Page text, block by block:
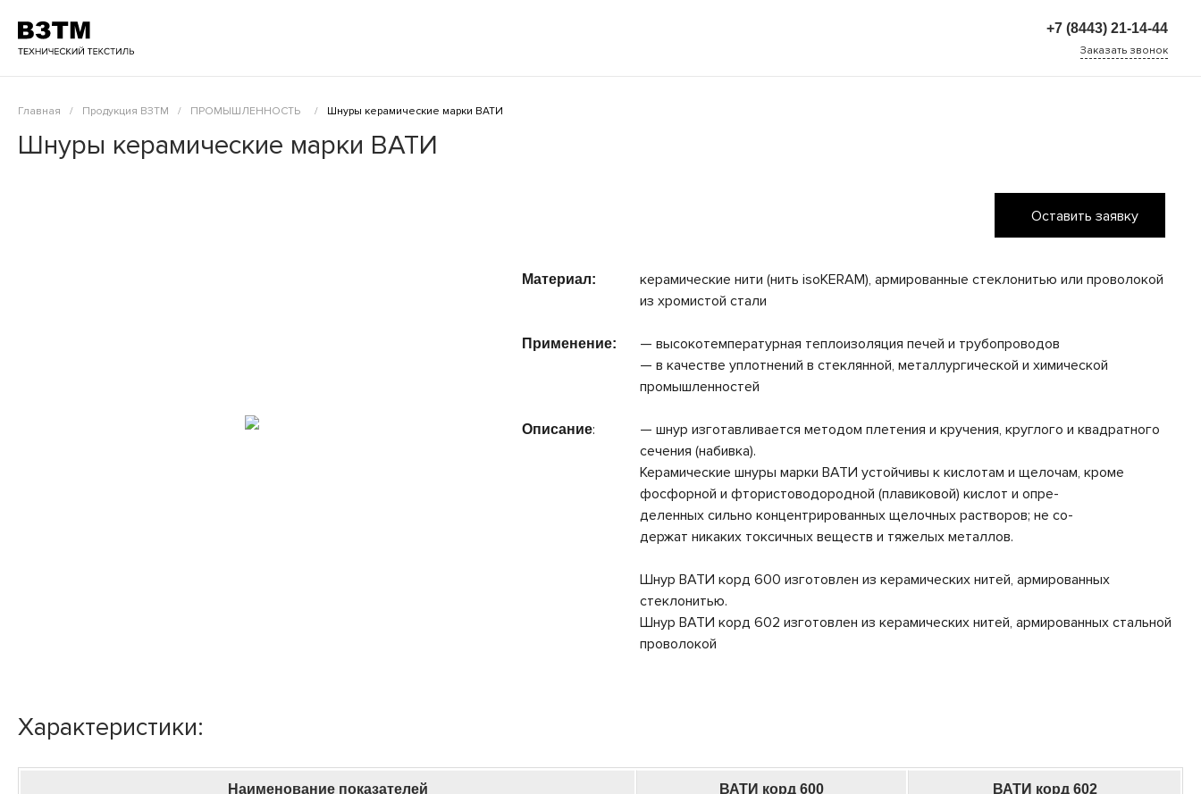
+7 (8443) 21-14-44
Заказать звонок
Главная / Продукция ВЗТМ / ПРОМЫШЛЕННОСТЬ / Шнуры керамические марки ВАТИ
Шнуры керамические марки ВАТИ
Оставить заявку
Материал:
керамические нити (нить isoKERAM), армированные стеклонитью или проволокой
из хромистой стали
Применение:
— высокотемпературная теплоизоляция печей и трубопроводов
— в качестве уплотнений в стеклянной, металлургической и химической
промышленностей
Описание:
— шнур изготавливается методом плетения и кручения, круглого и квадратного
сечения (набивка).
Керамические шнуры марки ВАТИ устойчивы к кислотам и щелочам, кроме
фосфорной и фтористоводородной (плавиковой) кислот и опре-
деленных сильно концентрированных щелочных растворов; не со-
держат никаких токсичных веществ и тяжелых металлов.
Шнур ВАТИ корд 600 изготовлен из керамических нитей, армированных
стеклонитью.
Шнур ВАТИ корд 602 изготовлен из керамических нитей, армированных стальной
проволокой
Характеристики:
Наименование показателей ВАТИ корд 600 ВАТИ корд 602